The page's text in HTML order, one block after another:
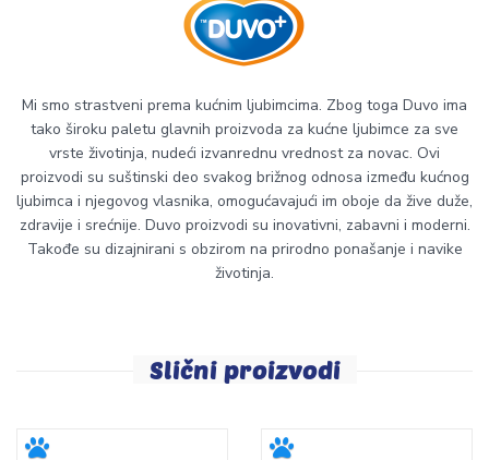
Mi smo strastveni prema kućnim ljubimcima. Zbog toga Duvo ima
tako široku paletu glavnih proizvoda za kućne ljubimce za sve
vrste životinja, nudeći izvanrednu vrednost za novac. Ovi
proizvodi su suštinski deo svakog brižnog odnosa između kućnog
ljubimca i njegovog vlasnika, omogućavajući im oboje da žive duže,
zdravije i srećnije. Duvo proizvodi su inovativni, zabavni i moderni.
Takođe su dizajnirani s obzirom na prirodno ponašanje i navike
životinja.
Slični proizvodi